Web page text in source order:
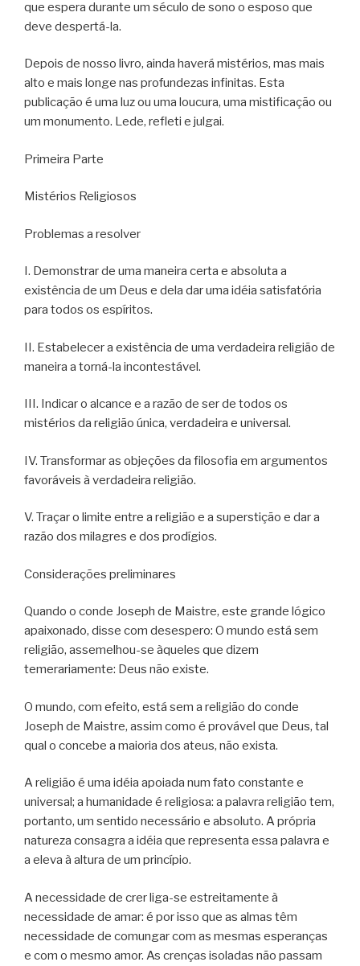
que espera durante um século de sono o esposo que
deve despertá-la.
Depois de nosso livro, ainda haverá mistérios, mas mais
alto e mais longe nas profundezas infinitas. Esta
publicação é uma luz ou uma loucura, uma mistificação ou
um monumento. Lede, refleti e julgai.
Primeira Parte
Mistérios Religiosos
Problemas a resolver
I. Demonstrar de uma maneira certa e absoluta a
existência de um Deus e dela dar uma idéia satisfatória
para todos os espíritos.
II. Estabelecer a existência de uma verdadeira religião de
maneira a torná-la incontestável.
III. Indicar o alcance e a razão de ser de todos os
mistérios da religião única, verdadeira e universal.
IV. Transformar as objeções da filosofia em argumentos
favoráveis à verdadeira religião.
V. Traçar o limite entre a religião e a superstição e dar a
razão dos milagres e dos prodígios.
Considerações preliminares
Quando o conde Joseph de Maistre, este grande lógico
apaixonado, disse com desespero: O mundo está sem
religião, assemelhou-se àqueles que dizem
temerariamente: Deus não existe.
O mundo, com efeito, está sem a religião do conde
Joseph de Maistre, assim como é provável que Deus, tal
qual o concebe a maioria dos ateus, não exista.
A religião é uma idéia apoiada num fato constante e
universal; a humanidade é religiosa: a palavra religião tem,
portanto, um sentido necessário e absoluto. A própria
natureza consagra a idéia que representa essa palavra e
a eleva à altura de um princípio.
A necessidade de crer liga-se estreitamente à
necessidade de amar: é por isso que as almas têm
necessidade de comungar com as mesmas esperanças
e com o mesmo amor. As crenças isoladas não passam